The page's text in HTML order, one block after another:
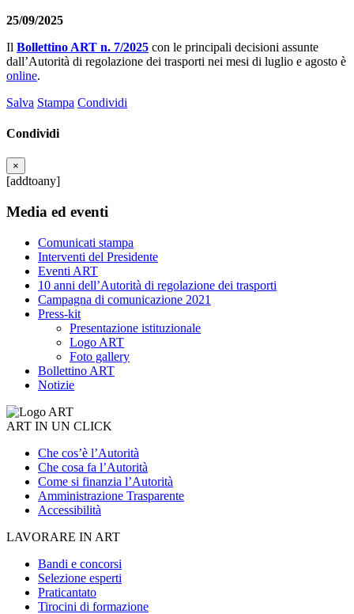
25/09/2025
Il Bollettino ART n. 7/2025 con le principali decisioni assunte
dall’Autorità di regolazione dei trasporti nei mesi di luglio e agosto è
online.
Salva Stampa Condividi
Condividi
×
[addtoany]
Media ed eventi
Comunicati stampa
Interventi del Presidente
Eventi ART
10 anni dell’Autorità di regolazione dei trasporti
Campagna di comunicazione 2021
Press-kit
Presentazione istituzionale
Logo ART
Foto gallery
Bollettino ART
Notizie
ART IN UN CLICK
Che cos’è l’Autorità
Che cosa fa l’Autorità
Come si finanzia l’Autorità
Amministrazione Trasparente
Accessibilità
LAVORARE IN ART
Bandi e concorsi
Selezione esperti
Praticantato
Tirocini di formazione